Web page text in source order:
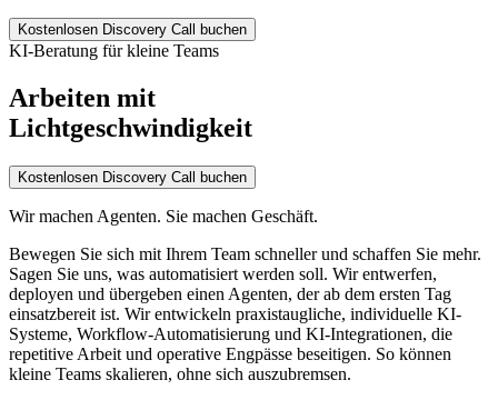
Kostenlosen Discovery Call buchen
KI-Beratung für kleine Teams
Arbeiten mit
Lichtgeschwindigkeit
Kostenlosen Discovery Call buchen
Wir machen Agenten. Sie machen Geschäft.
Bewegen Sie sich mit Ihrem Team schneller und schaffen Sie mehr.
Sagen Sie uns, was automatisiert werden soll. Wir entwerfen,
deployen und übergeben einen Agenten, der ab dem ersten Tag
einsatzbereit ist. Wir entwickeln praxistaugliche, individuelle KI-
Systeme, Workflow-Automatisierung und KI-Integrationen, die
repetitive Arbeit und operative Engpässe beseitigen. So können
kleine Teams skalieren, ohne sich auszubremsen.